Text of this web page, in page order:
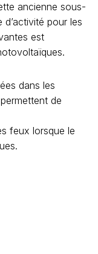
ancienne sous-
pour les
est
dans les
de
feux lorsque le